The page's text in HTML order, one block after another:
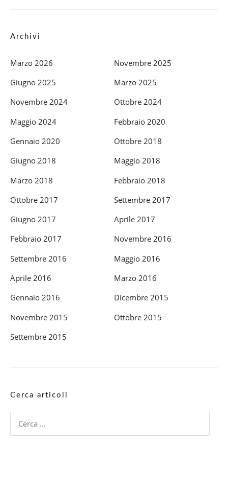
Archivi
Marzo 2026
Novembre 2025
Giugno 2025
Marzo 2025
Novembre 2024
Ottobre 2024
Maggio 2024
Febbraio 2020
Gennaio 2020
Ottobre 2018
Giugno 2018
Maggio 2018
Marzo 2018
Febbraio 2018
Ottobre 2017
Settembre 2017
Giugno 2017
Aprile 2017
Febbraio 2017
Novembre 2016
Settembre 2016
Maggio 2016
Aprile 2016
Marzo 2016
Gennaio 2016
Dicembre 2015
Novembre 2015
Ottobre 2015
Settembre 2015
Cerca articoli
per: